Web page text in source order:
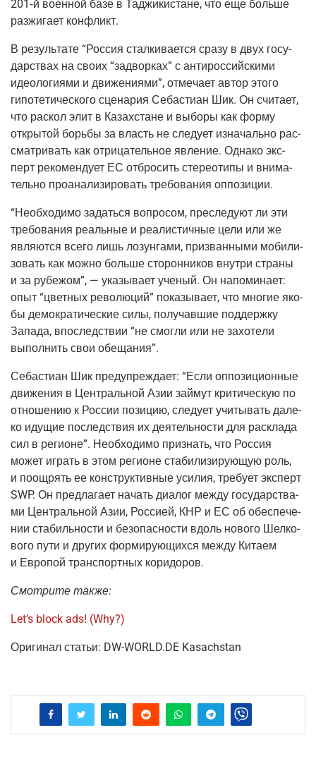
201‑й воен­ной базе в Таджи­ки­стане, что еще боль­ше
раз­жи­га­ет конфликт.
В резуль­та­те “Рос­сия стал­ки­ва­ет­ся сра­зу в двух госу­
дар­ствах на сво­их “задвор­ках” с анти­рос­сий­ски­ми
идео­ло­ги­я­ми и дви­же­ни­я­ми”, отме­ча­ет автор это­го
гипо­те­ти­че­ско­го сце­на­рия Себасти­ан Шик. Он счи­та­ет,
что рас­кол элит в Казах­стане и выбо­ры как фор­му
откры­той борь­бы за власть не сле­ду­ет изна­чаль­но рас­
смат­ри­вать как отри­ца­тель­ное явле­ние. Одна­ко экс­
перт реко­мен­ду­ет ЕС отбро­сить сте­рео­ти­пы и вни­ма­
тель­но про­ана­ли­зи­ро­вать тре­бо­ва­ния оппозиции.
“Необ­хо­ди­мо задать­ся вопро­сом, пре­сле­ду­ют ли эти
тре­бо­ва­ния реаль­ные и реа­ли­стич­ные цели или же
явля­ют­ся все­го лишь лозун­га­ми, при­зван­ны­ми моби­ли­
зо­вать как мож­но боль­ше сто­рон­ни­ков внут­ри стра­ны
и за рубе­жом”, — ука­зы­ва­ет уче­ный. Он напо­ми­на­ет:
опыт “цвет­ных рево­лю­ций” пока­зы­ва­ет, что мно­гие яко­
бы демо­кра­ти­че­ские силы, полу­чав­шие под­держ­ку
Запа­да, впо­след­ствии “не смог­ли или не захо­те­ли
выпол­нить свои обещания”.
Себасти­ан Шик пре­ду­пре­жда­ет: “Если оппо­зи­ци­он­ные
дви­же­ния в Цен­траль­ной Азии зай­мут кри­ти­че­скую по
отно­ше­нию к Рос­сии пози­цию, сле­ду­ет учи­ты­вать дале­
ко иду­щие послед­ствия их дея­тель­но­сти для рас­кла­да
сил в реги­оне”. Необ­хо­ди­мо при­знать, что Рос­сия
может играть в этом реги­оне ста­би­ли­зи­ру­ю­щую роль,
и поощ­рять ее кон­струк­тив­ные уси­лия, тре­бу­ет экс­перт
SWP. Он пред­ла­га­ет начать диа­лог меж­ду госу­дар­ства­
ми Цен­траль­ной Азии, Рос­си­ей, КНР и ЕС об обес­пе­че­
нии ста­биль­но­сти и без­опас­но­сти вдоль ново­го Шел­ко­
во­го пути и дру­гих фор­ми­ру­ю­щих­ся меж­ду Кита­ем
и Евро­пой транс­порт­ных коридоров.
Смот­ри­те также:
Let’s block ads! (Why?)
Ори­ги­нал ста­тьи: DW-WORLD.DE Kasachstan